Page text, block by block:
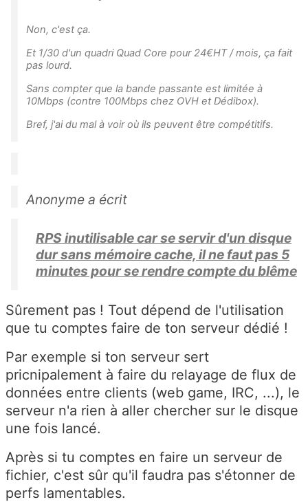
Non, c'est ça.
Et 1/30 d'un quadri Quad Core pour 24€HT / mois, ça fait
pas lourd.
Sans compter que la bande passante est limitée à
10Mbps (contre 100Mbps chez OVH et Dédibox).
Bref, j'ai du mal à voir où ils peuvent être compétitifs.
Anonyme a écrit
RPS inutilisable car se servir d'un disque
dur sans mémoire cache, il ne faut pas 5
minutes pour se rendre compte du blême
Sûrement pas ! Tout dépend de l'utilisation
que tu comptes faire de ton serveur dédié !
Par exemple si ton serveur sert
pricnipalement à faire du relayage de flux de
données entre clients (web game, IRC, ...), le
serveur n'a rien à aller chercher sur le disque
une fois lancé.
Après si tu comptes en faire un serveur de
fichier, c'est sûr qu'il faudra pas s'étonner de
perfs lamentables.